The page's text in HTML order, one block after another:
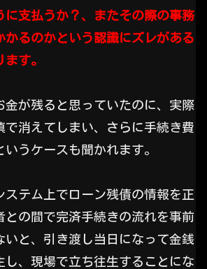
に支払うか？、またその際の事務
かるのかという認識にズレがある
す。
金が残ると思っていたのに、実際
で消えてしまい、さらに手続き費
うケースも聞かれます。
ステム上でローン残債の情報を正
との間で完済手続きの流れを事前
いと、引き渡し当日になって金銭
し、現場で立ち往生することにな